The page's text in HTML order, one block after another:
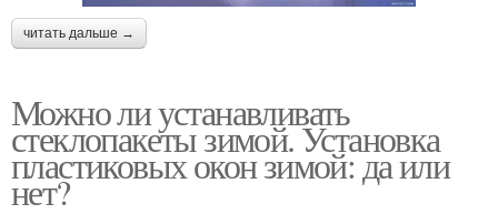
читать дальше →
Можно ли устанавливать
стеклопакеты зимой. Установка
пластиковых окон зимой: да или
нет?